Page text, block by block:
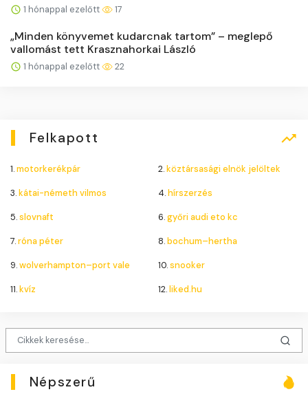
1 hónappal ezelőtt 17
„Minden könyvemet kudarcnak tartom” – meglepő
vallomást tett Krasznahorkai László
1 hónappal ezelőtt 22
Felkapott
1.motorkerékpár 2.köztársasági elnök jelöltek
3.kátai-németh vilmos 4.hírszerzés
5.slovnaft 6.győri audi eto kc
7.róna péter 8.bochum–hertha
9.wolverhampton–port vale 10.snooker
11.kvíz 12.liked.hu
Népszerű